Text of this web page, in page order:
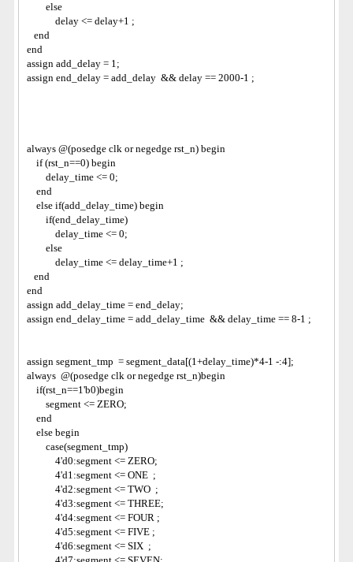
else
delay <= delay+1 ;
end
end
assign add_delay = 1;
assign end_delay = add_delay  && delay == 2000-1 ;
always @(posedge clk or negedge rst_n) begin
if (rst_n==0) begin
delay_time <= 0;
end
else if(add_delay_time) begin
if(end_delay_time)
delay_time <= 0;
else
delay_time <= delay_time+1 ;
end
end
assign add_delay_time = end_delay;
assign end_delay_time = add_delay_time  && delay_time == 8-1 ;
assign segment_tmp  = segment_data[(1+delay_time)*4-1 -:4];
always  @(posedge clk or negedge rst_n)begin
if(rst_n==1'b0)begin
segment <= ZERO;
end
else begin
case(segment_tmp)
4'd0:segment <= ZERO;
4'd1:segment <= ONE  ;
4'd2:segment <= TWO  ;
4'd3:segment <= THREE;
4'd4:segment <= FOUR ;
4'd5:segment <= FIVE ;
4'd6:segment <= SIX  ;